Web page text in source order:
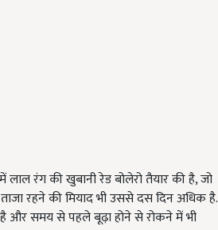
रंग की खुबानी रेड बोलेरो तैयार की है, जो
रहने की मियाद भी उससे दस दिन अधिक है.
है और समय से पहले बूढ़ा होने से रोकने में भी